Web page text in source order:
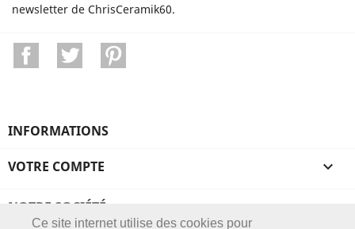
newsletter de ChrisCeramik60.
FacebookTwitter
INFORMATIONS
VOTRE COMPTE 
NOTRE SOCIÉTÉ
Ce site internet utilise des cookies pour